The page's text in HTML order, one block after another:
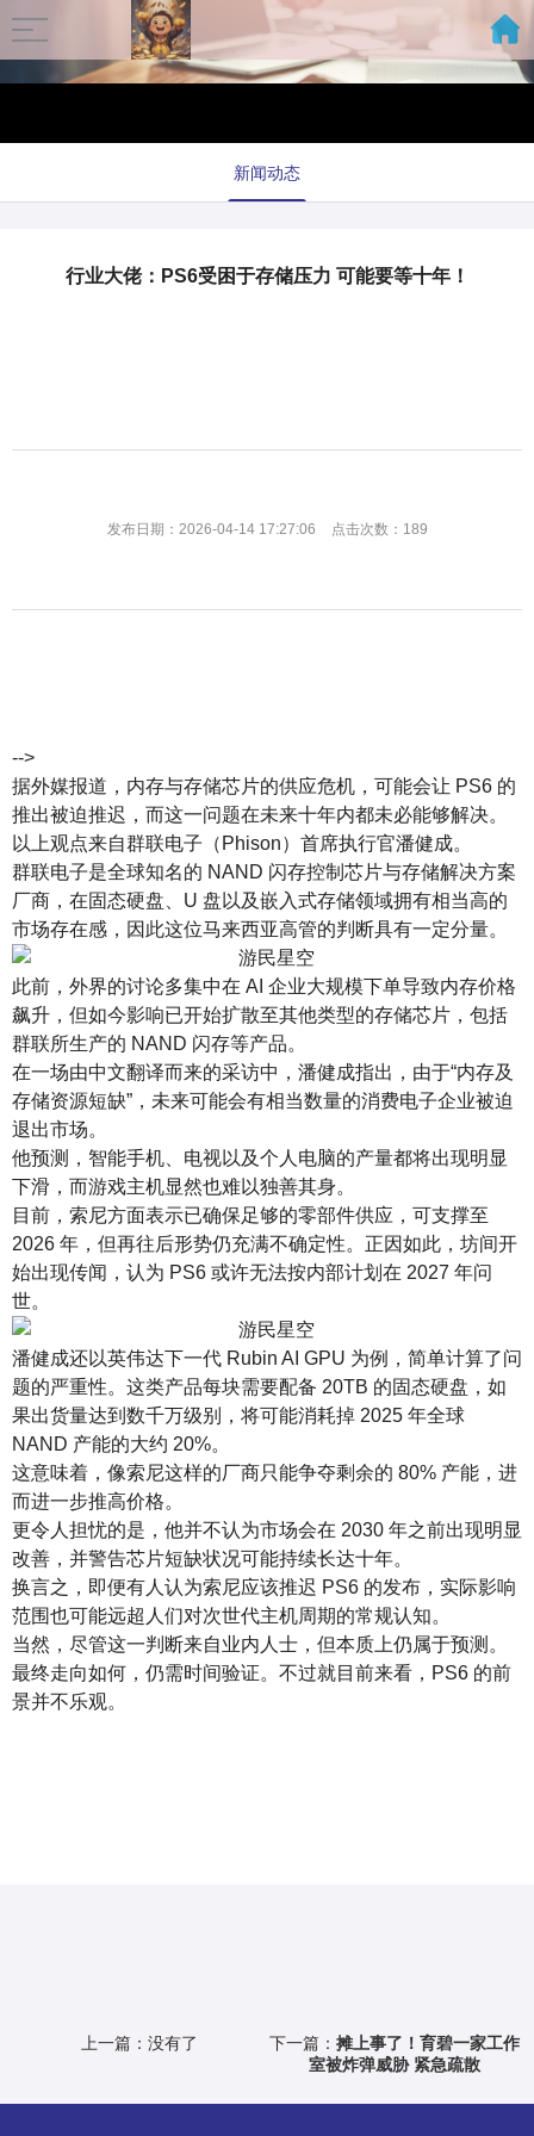
新闻动态
行业大佬：PS6受困于存储压力 可能要等十年！
发布日期：2026-04-14 17:27:06 点击次数：189
-->
据外媒报道，内存与存储芯片的供应危机，可能会让 PS6 的
推出被迫推迟，而这一问题在未来十年内都未必能够解决。
以上观点来自群联电子（Phison）首席执行官潘健成。
群联电子是全球知名的 NAND 闪存控制芯片与存储解决方案
厂商，在固态硬盘、U 盘以及嵌入式存储领域拥有相当高的
市场存在感，因此这位马来西亚高管的判断具有一定分量。
此前，外界的讨论多集中在 AI 企业大规模下单导致内存价格
飙升，但如今影响已开始扩散至其他类型的存储芯片，包括
群联所生产的 NAND 闪存等产品。
在一场由中文翻译而来的采访中，潘健成指出，由于“内存及
存储资源短缺”，未来可能会有相当数量的消费电子企业被迫
退出市场。
他预测，智能手机、电视以及个人电脑的产量都将出现明显
下滑，而游戏主机显然也难以独善其身。
目前，索尼方面表示已确保足够的零部件供应，可支撑至
2026 年，但再往后形势仍充满不确定性。正因如此，坊间开
始出现传闻，认为 PS6 或许无法按内部计划在 2027 年问
世。
潘健成还以英伟达下一代 Rubin AI GPU 为例，简单计算了问
题的严重性。这类产品每块需要配备 20TB 的固态硬盘，如
果出货量达到数千万级别，将可能消耗掉 2025 年全球
NAND 产能的大约 20%。
这意味着，像索尼这样的厂商只能争夺剩余的 80% 产能，进
而进一步推高价格。
更令人担忧的是，他并不认为市场会在 2030 年之前出现明显
改善，并警告芯片短缺状况可能持续长达十年。
换言之，即便有人认为索尼应该推迟 PS6 的发布，实际影响
范围也可能远超人们对次世代主机周期的常规认知。
当然，尽管这一判断来自业内人士，但本质上仍属于预测。
最终走向如何，仍需时间验证。不过就目前来看，PS6 的前
景并不乐观。
上一篇：没有了 下一篇： 摊上事了！育碧一家工作
室被炸弹威胁 紧急疏散